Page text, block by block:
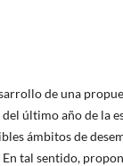
de una
último año de la
ámbitos de
tal sentido,